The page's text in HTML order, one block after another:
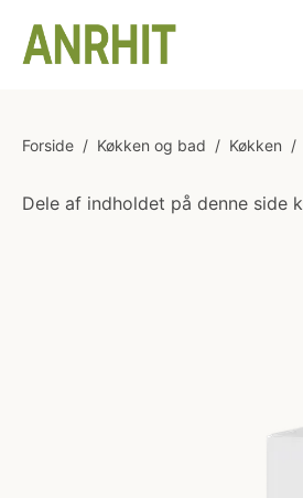
Forside / Køkken og bad / Køkken /
Dele af indholdet på denne